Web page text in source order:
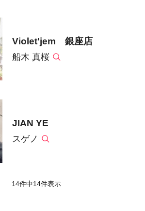
Violet'jem 銀座店
船木 真桜
JIAN YE
スゲノ
14件中14件表示